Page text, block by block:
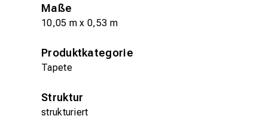
Maße
10,05 m x 0,53 m
Produktkategorie
Tapete
Struktur
strukturiert